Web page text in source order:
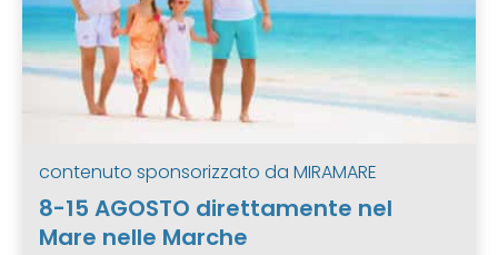
contenuto sponsorizzato da MIRAMARE
8-15 AGOSTO direttamente nel
Mare nelle Marche